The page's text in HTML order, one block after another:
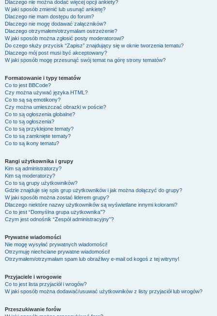
Dlaczego nie można dodać więcej opcji ankiety?
W jaki sposób zmienić lub usunąć ankietę?
Dlaczego nie mam dostępu do forum?
Dlaczego nie mogę dodawać załączników?
Dlaczego otrzymałem/otrzymałam ostrzeżenie?
W jaki sposób można zgłosić posty moderatorowi?
Do czego służy przycisk “Zapisz” znajdujący się w oknie tworzenia tematu?
Dlaczego mój post musi być akceptowany?
W jaki sposób mogę przesunąć swój temat na górę strony tematów?
Formatowanie i typy tematów
Co to jest BBCode?
Czy można używać języka HTML?
Co to są są emotikony?
Czy można umieszczać obrazki w poście?
Co to są ogłoszenia globalne?
Co to są ogłoszenia?
Co to są przyklejone tematy?
Co to są zamknięte tematy?
Co to są ikony tematu?
Rangi użytkownika i grupy
Kim są administratorzy?
Kim są moderatorzy?
Co to są grupy użytkowników?
Gdzie znajduje się spis grup użytkowników i jak można dołączyć do grupy?
W jaki sposób można zostać liderem grupy?
Dlaczego niektóre nazwy użytkowników są wyświetlane innymi kolorami?
Co to jest “Domyślna grupa użytkownika”?
Czym jest odnośnik “Zespół administracyjny”?
Prywatne wiadomości
Nie mogę wysyłać prywatnych wiadomości!
Otrzymuję niechciane prywatne wiadomości!
Otrzymałem/otrzymałam spam lub obraźliwy e-mail od kogoś z tej witryny!
Przyjaciele i wrogowie
Co to jest lista przyjaciół i wrogów?
W jaki sposób można dodawać/usuwać użytkowników z listy przyjaciół lub wrogów?
Przeszukiwanie forów